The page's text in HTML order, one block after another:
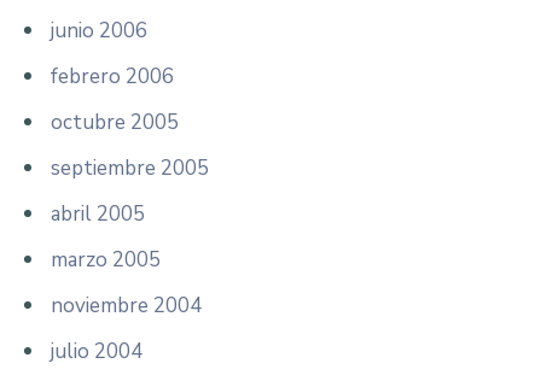
junio 2006
febrero 2006
octubre 2005
septiembre 2005
abril 2005
marzo 2005
noviembre 2004
julio 2004